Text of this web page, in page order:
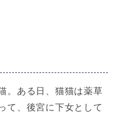
。ある日、猫猫は薬草
て、後宮に下女として